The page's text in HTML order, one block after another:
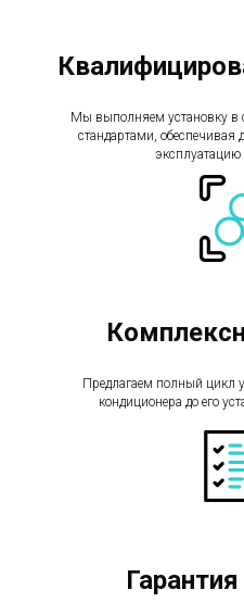
Мы выполняем установку в
стандартами, обеспечивая
эксплуатацию
Предлагаем полный цикл
кондиционера до его